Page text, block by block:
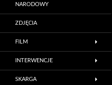
NARODOWY
ZDJĘCIA
FILM
INTERWENCJE
SKARGA